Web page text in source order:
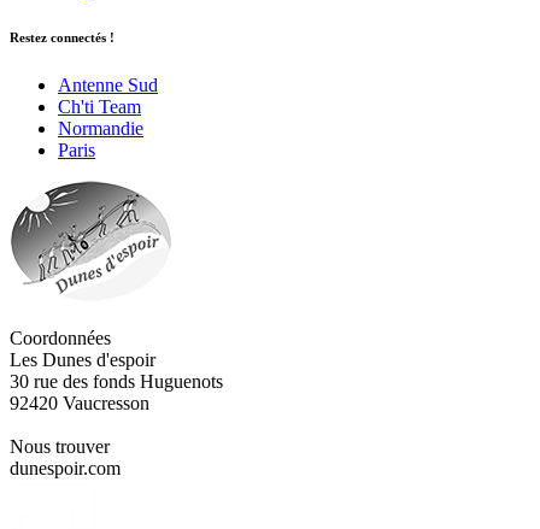
Restez connectés !
Antenne Sud
Ch'ti Team
Normandie
Paris
Coordonnées
Les Dunes d'espoir
30 rue des fonds Huguenots
92420 Vaucresson
Nous trouver
dunespoir.com